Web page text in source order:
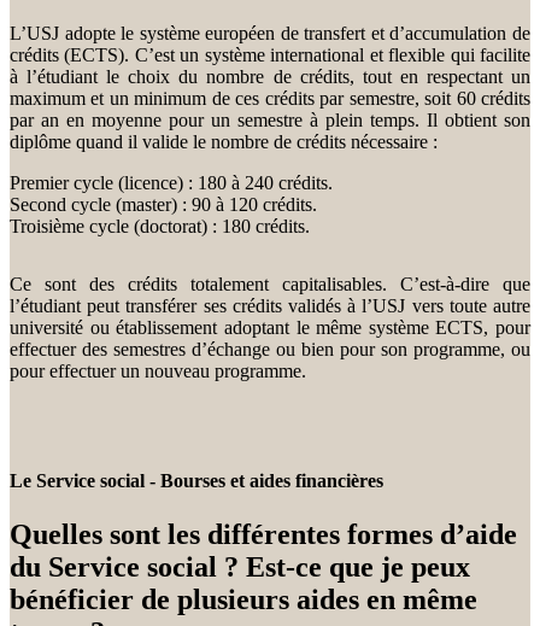
L’USJ adopte le système européen de transfert et d’accumulation de
crédits (ECTS). C’est un système international et flexible qui facilite
à l’étudiant le choix du nombre de crédits, tout en respectant un
maximum et un minimum de ces crédits par semestre, soit 60 crédits
par an en moyenne pour un semestre à plein temps. Il obtient son
diplôme quand il valide le nombre de crédits nécessaire :
Premier cycle (licence) : 180 à 240 crédits.
Second cycle (master) : 90 à 120 crédits.
Troisième cycle (doctorat) : 180 crédits.
Ce sont des crédits totalement capitalisables. C’est-à-dire que
l’étudiant peut transférer ses crédits validés à l’USJ vers toute autre
université ou établissement adoptant le même système ECTS, pour
effectuer des semestres d’échange ou bien pour son programme, ou
pour effectuer un nouveau programme.
Le Service social - Bourses et aides financières
Quelles sont les différentes formes d’aide
du Service social ? Est-ce que je peux
bénéficier de plusieurs aides en même